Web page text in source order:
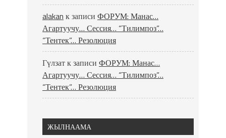
alakan к записи ФОРУМ: Манас…
Агартуучу… Сессия… “Тилимпоз”…
“Тентек”… Резолюция
Гүлзатк записи ФОРУМ: Манас…
Агартуучу… Сессия… “Тилимпоз”…
“Тентек”… Резолюция
ЖЫЛНААМА